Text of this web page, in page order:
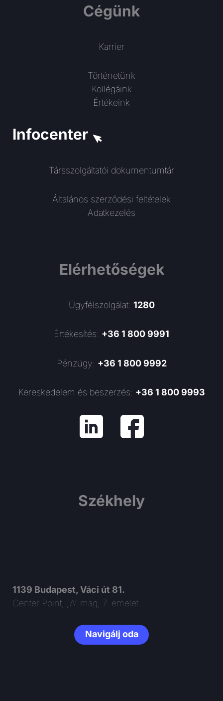
Cégünk
Karrier
Történetünk
Kollégáink
Értékeink
Infocenter
Társszolgáltatói dokumentumtár
Általános szerződési feltételek
Adatkezelés
Elérhetőségek
Ügyfélszolgálat: 1280
Értékesítés: +36 1 800 9991
Pénzügy: +36 1 800 9992
Kereskedelem és beszerzés: +36 1 800 9993
Székhely
1139 Budapest, Váci út 81.
Center Point, „A” mag, 7. emelet
Navigálj oda